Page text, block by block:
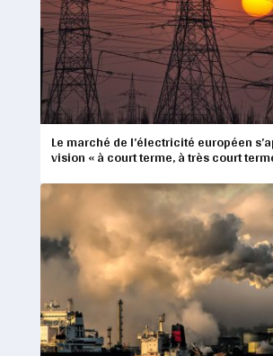
Le marché de l’électricité européen
vision « à court terme, à très court